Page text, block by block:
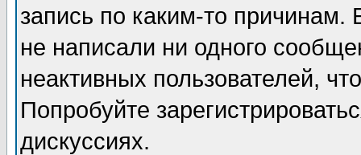
запись по каким-то
не написали ни одного
неактивных пользователей,
Попробуйте
дискуссиях.